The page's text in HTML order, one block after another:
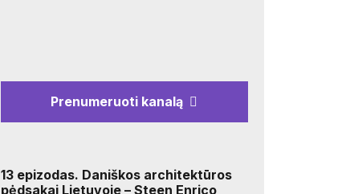
Prenumeruoti kanalą
13 epizodas. Daniškos architektūros
pėdsakai Lietuvoje – Steen Enrico